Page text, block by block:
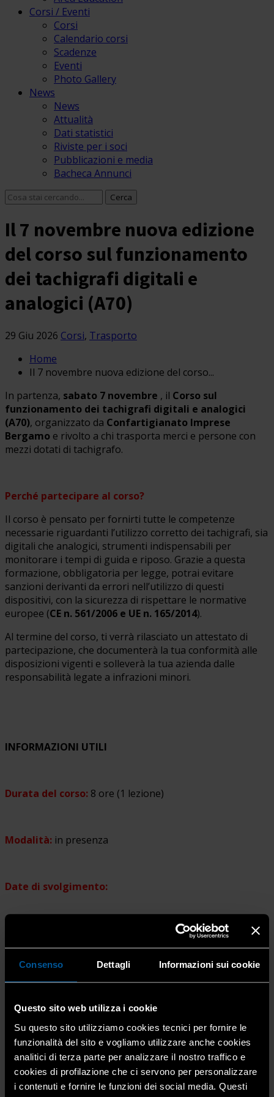
Consenso Dettagli Informazioni sui cookie
Questo sito web utilizza i cookie
Su questo sito utilizziamo cookies tecnici per fornire le
funzionalità del sito e vogliamo utilizzare anche cookies
analitici di terza parte per analizzare il nostro traffico e
cookies di profilazione che ci servono per personalizzare
i contenuti e fornire le funzioni dei social media. Questi
Corsi / Eventi
Corsi
Calendario corsi
Scadenze
Eventi
Photo Gallery
News
News
Attualità
Dati statistici
Riviste per i soci
Pubblicazioni e media
Bacheca Annunci
Il 7 novembre nuova edizione
del corso sul funzionamento
dei tachigrafi digitali e
analogici (A70)
29 Giu 2026 Corsi, Trasporto
Home
Il 7 novembre nuova edizione del corso...
In partenza, sabato 7 novembre , il Corso sul
funzionamento dei tachigrafi digitali e analogici
(A70), organizzato da Confartigianato Imprese
Bergamo e rivolto a chi trasporta merci e persone con
mezzi dotati di tachigrafo.
Perché partecipare al corso?
Il corso è pensato per fornirti tutte le competenze
necessarie riguardanti l’utilizzo corretto dei tachigrafi, sia
digitali che analogici, strumenti indispensabili per
monitorare i tempi di guida e riposo. Grazie a questa
formazione, obbligatoria per legge, potrai evitare
sanzioni derivanti da errori nell’utilizzo di questi
dispositivi, con la sicurezza di rispettare le normative
europee (CE n. 561/2006 e UE n. 165/2014).
Al termine del corso, ti verrà rilasciato un attestato di
partecipazione, che documenterà la tua conformità alle
disposizioni vigenti e solleverà la tua azienda dalle
responsabilità legate a infrazioni minori.
INFORMAZIONI UTILI
Durata del corso: 8 ore (1 lezione)
Modalità: in presenza
Date di svolgimento:
Sabato7 novembre 2026dalle 8.30 alle 17.30
Sede del corso: Confartigianato Imprese Bergamo – Via
Torretta 12, Bergamo
(disponibilità di parcheggio interno)